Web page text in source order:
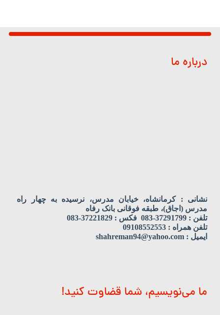
درباره ما
نشانی : کرمانشاه، خیابان مدرس، نرسیده به چهار راه
مدرس (اجاق)، طبقه فوقانی بانک رفاه
تلفن : 37291799-083 فکس : 37221829-083
تلفن همراه : 09108552553
ایمیل : shahreman94@yahoo.com
ما می‌نویسیم، شما قضاوت کنید!